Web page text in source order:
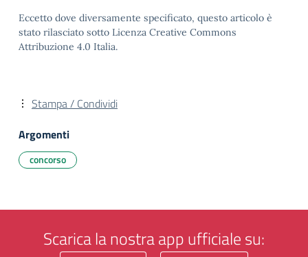
Eccetto dove diversamente specificato, questo articolo è
stato rilasciato sotto Licenza Creative Commons
Attribuzione 4.0 Italia.
Stampa / Condividi
Argomenti
concorso
Scarica la nostra app ufficiale su: